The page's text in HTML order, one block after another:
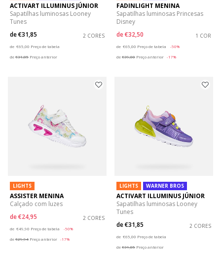
ACTIVART ILLUMINUS JÚNIOR
Sapatilhas luminosas Looney
Tunes
de€31,85 2 CORES
de €65,00 Preço de tabela
de€31,85 Preço anterior
FADINLIGHT MENINA
Sapatilhas luminosas Princesas
Disney
de€32,50 1 COR
de €65,00 Preço de tabela
-50%
de€39,00 Preço anterior -17%
LIGHTS
ASSISTER MENINA
Calçado com luzes
de€24,95 2 CORES
de €49,90 Preço de tabela
-50%
de€29,94 Preço anterior -17%
LIGHTS WARNER BROS
ACTIVART ILLUMINUS JÚNIOR
Sapatilhas luminosas Looney
Tunes
de€31,85 2 CORES
de €65,00 Preço de tabela
de€31,85 Preço anterior